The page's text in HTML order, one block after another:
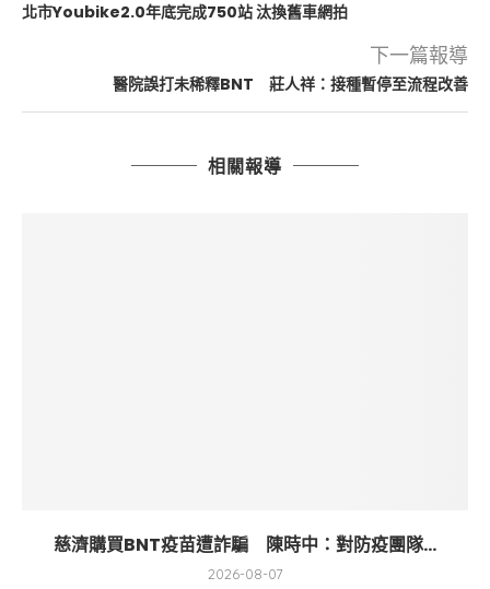
北市Youbike2.0年底完成750站 汰換舊車網拍
下一篇報導
醫院誤打未稀釋BNT 莊人祥：接種暫停至流程改善
相關報導
慈濟購買BNT疫苗遭詐騙 陳時中：對防疫團隊...
2026-08-07